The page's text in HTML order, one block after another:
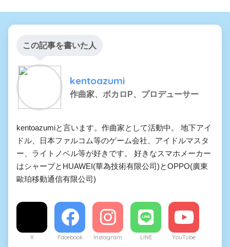
この記事を書いた人
kentoazumi
作曲家、ボカロP、プロデューサー
kentoazumiと言います。作曲家として活動中。 地下アイ
ドル、日本ファルコム等のゲーム会社、アイドルマスタ
ー、ライトノベル等が好きです。 好きなスマホメーカー
はシャープとHUAWEI(華為技術有限公司)とOPPO(廣東
歐珀移動通信有限公司)
X Facebook Instagram LINE YouTube